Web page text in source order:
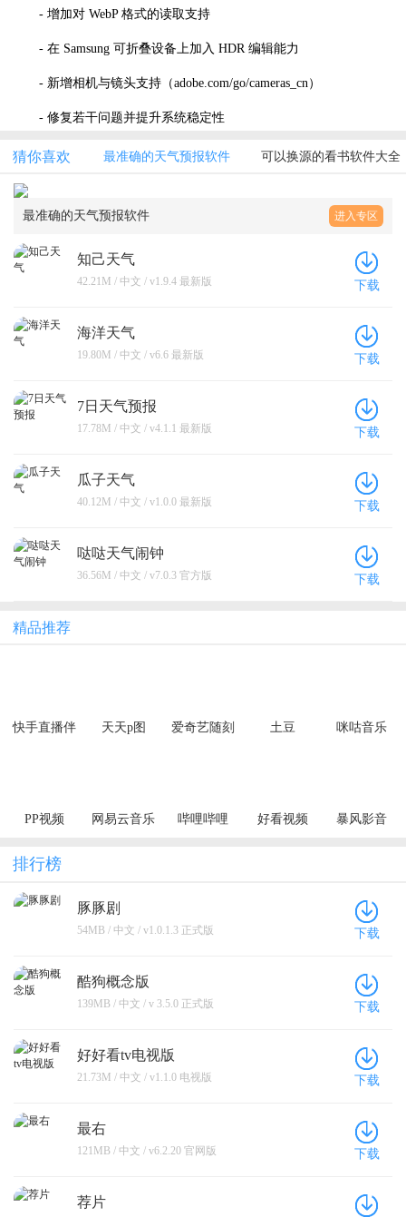
- 增加对 WebP 格式的读取支持
- 在 Samsung 可折叠设备上加入 HDR 编辑能力
- 新增相机与镜头支持（adobe.com/go/cameras_cn）
- 修复若干问题并提升系统稳定性
猜你喜欢 最准确的天气预报软件 可以换源的看书软件大全
最准确的天气预报软件 进入专区
知己天气
42.21M / 中文 / v1.9.4 最新版 下载
海洋天气
19.80M / 中文 / v6.6 最新版 下载
7日天气预报
17.78M / 中文 / v4.1.1 最新版 下载
瓜子天气
40.12M / 中文 / v1.0.0 最新版 下载
哒哒天气闹钟
36.56M / 中文 / v7.0.3 官方版 下载
精品推荐
快手直播伴
天天p图 爱奇艺随刻 土豆 咪咕音乐
PP视频 网易云音乐 哔哩哔哩 好看视频 暴风影音
排行榜
豚豚剧
54MB / 中文 / v1.0.1.3 正式版 下载
酷狗概念版
139MB / 中文 / v 3.5.0 正式版 下载
好好看tv电视版
21.73M / 中文 / v1.1.0 电视版 下载
最右
121MB / 中文 / v6.2.20 官网版 下载
荐片